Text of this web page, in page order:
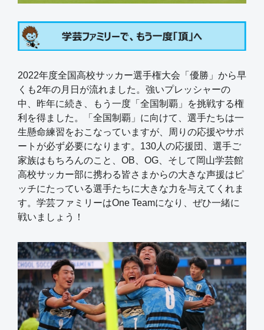
2022年度全国高校サッカー選手権大会「優勝」から早
くも2年の月日が流れました。強いプレッシャーの
中、昨年に続き、もう一度「全国制覇」を挑戦する権
利を得ました。「全国制覇」に向けて、選手たちは一
生懸命練習をおこなっていますが、周りの応援やサポ
ートが必ず必要になります。130人の応援団、選手ご
家族はもちろんのこと、OB、OG、そして岡山学芸館
高校サッカー部に携わる皆さまからの大きな声援はピ
ッチにたっている選手たちに大きな力を与えてくれま
す。学芸ファミリーはOne Teamになり、ぜひ一緒に
戦いましょう！